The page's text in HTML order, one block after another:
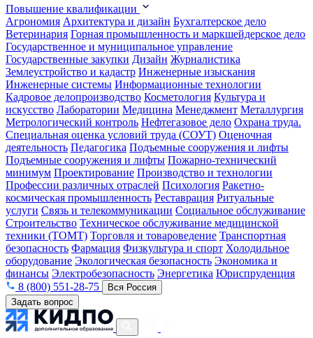
Повышение квалификации
Агрономия Архитектура и дизайн Бухгалтерское дело
Ветеринария Горная промышленность и маркшейдерское дело
Государственное и муниципальное управление
Государственные закупки Дизайн Журналистика
Землеустройство и кадастр Инженерные изыскания
Инженерные системы Информационные технологии
Кадровое делопроизводство Косметология Культура и
искусство Лаборатории Медицина Менеджмент Металлургия
Метрологический контроль Нефтегазовое дело Охрана труда.
Специальная оценка условий труда (СОУТ) Оценочная
деятельность Педагогика Подъемные сооружения и лифты
Подъемные сооружения и лифты Пожарно-технический
минимум Проектирование Производство и технологии
Профессии различных отраслей Психология Ракетно-
космическая промышленность Реставрация Ритуальные
услуги Связь и телекоммуникации Социальное обслуживание
Строительство Техническое обслуживание медицинской
техники (ТОМТ) Торговля и товароведение Транспортная
безопасность Фармация Физкультура и спорт Холодильное
оборудование Экологическая безопасность Экономика и
финансы Электробезопасность Энергетика Юриспруденция
8 (800) 551-28-75
Вся Россия
Задать вопрос